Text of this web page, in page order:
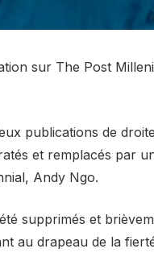
sur The Post
publications de
et remplacés par
Andy Ngo.
supprimés et
au drapeau de la